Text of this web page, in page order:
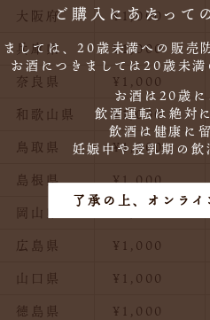
ご購入にあたって
しては、20歳未満への販売
お酒につきましては20歳未満
お酒は20歳に
飲酒運転は絶対
飲酒は健康に
妊娠中や授乳期の飲
了承の上、オンラ
大阪府
¥1,000
兵庫県
¥1,000
奈良県
¥1,000
和歌山県
¥1,000
鳥取県
¥1,000
島根県
¥1,000
岡山県
¥1,000
広島県
¥1,000
山口県
¥1,000
徳島県
¥1,000